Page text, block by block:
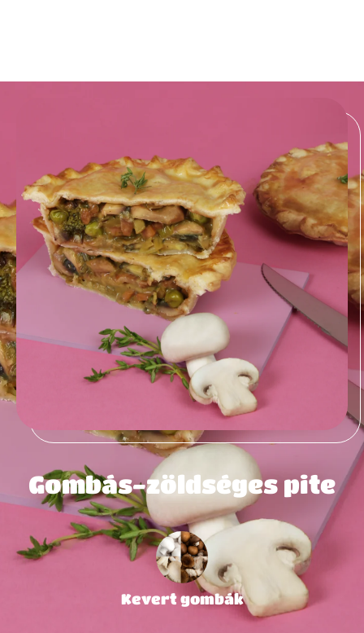
Gombás-zöldséges pite
Kevert gombák